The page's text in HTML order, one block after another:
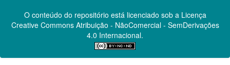
O conteúdo do repositório está licenciado sob a Licença
Creative CommonsAtribuição - NãoComercial - SemDerivações
4.0 Internacional.